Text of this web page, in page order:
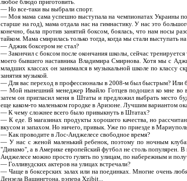
любое блюдо приготовить.
— Но все-таки вы выбрали спорт.
— Моя мама сама успешно выступала на чемпионатах Украины
старше на год), мама отдала нас на гимнастику. У нас это
конечно, была против занятий боксом, боялась, что нам носы
тайком. Мама смирилась только тогда, когда мы стали выступать
— Аджик боксером не стал?
— Закончил с боксом после окончания школы, сейчас
моего бывшего наставника Владимира Смирнова. Хотя мы с
младших классах он занимался в музыкальной школе по
занятия музыкой.
— Для вас переход в профессионалы в 2008-м был быстрым? Или
— Мой нынешний менеджер Ивайло Готцев подошел ко мне во
затем он пригласил меня в Штаты и предложил выбрать место
еще каком-то маленьком городке в Аризоне. Лучшим вариантом
— К чему сложнее всего было привыкнуть в Штатах?
— К еде. В магазинах продукты хорошего качества, но
вкусом и запахом. Но ничего, привык. Уже по приезде в
— Как проводите в Лос-Анджелесе свободное время?
— У нас с женой маленький ребенок, поэтому по ночным
"Динамо", а в Америке европейский футбол не столь популярен.
Анджелесе можно просто гулять по улицам, по набережным и
— Голливудских актеров на улицах встречали?
— Чаще в боксерских залах или на поединках. Многие очень
Дензела Вашингтона, рэпера Xzibit...